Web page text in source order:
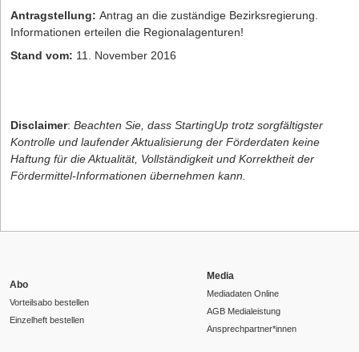
Antragstellung: Antrag an die zuständige Bezirksregierung.
Informationen erteilen die Regionalagenturen!
Stand vom: 11. November 2016
Disclaimer: Beachten Sie, dass StartingUp trotz sorgfältigster
Kontrolle und laufender Aktualisierung der Förderdaten keine
Haftung für die Aktualität, Vollständigkeit und Korrektheit der
Fördermittel-Informationen übernehmen kann.
Abo
Vorteilsabo bestellen
Einzelheft bestellen
Media
Mediadaten Online
AGB Medialeistung
Ansprechpartner*innen